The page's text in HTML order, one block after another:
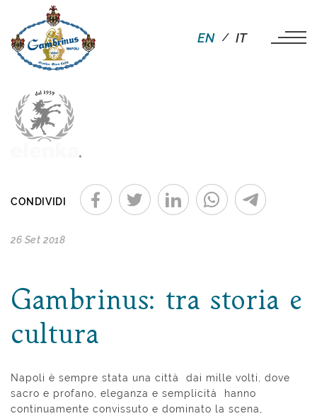
EN IT
CONDIVIDI
26 Set 2018
Gambrinus: tra storia e
cultura
Napoli è sempre stata una città dai mille volti, dove
sacro e profano, eleganza e semplicità hanno
continuamente convissuto e dominato la scena,